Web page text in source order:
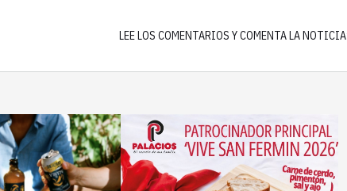
LEE LOS COMENTARIOS Y COMENTA LA NOTICIA